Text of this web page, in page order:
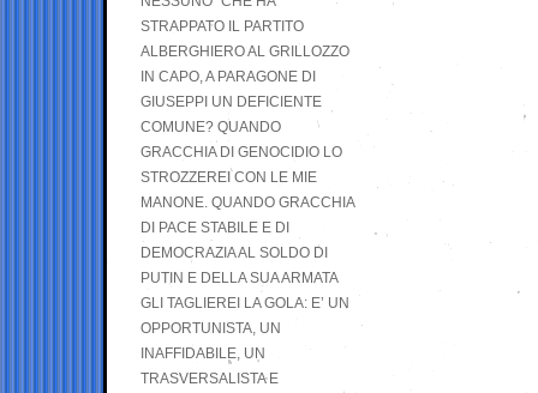
STRAPPATO IL PARTITO
ALBERGHIERO AL GRILLOZZO
IN CAPO, A PARAGONE DI
GIUSEPPI UN DEFICIENTE
COMUNE? QUANDO
GRACCHIA DI GENOCIDIO LO
STROZZEREI CON LE MIE
MANONE. QUANDO GRACCHIA
DI PACE STABILE E DI
DEMOCRAZIA AL SOLDO DI
PUTIN E DELLA SUA ARMATA
GLI TAGLIEREI LA GOLA: E’ UN
OPPORTUNISTA, UN
INAFFIDABILE, UN
TRASVERSALISTA E